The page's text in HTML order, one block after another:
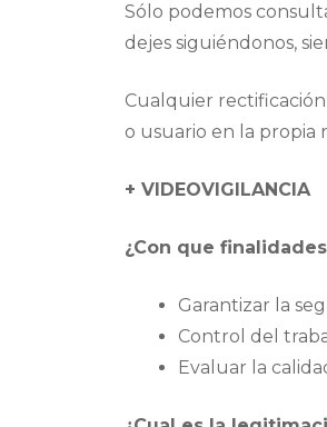
Sólo podemos
dejes siguiéndonos,
Cualquier
o usuario en la propia
+ VIDEOVIGILANCIA
¿Con que
Garantizar la
Control del
Evaluar la